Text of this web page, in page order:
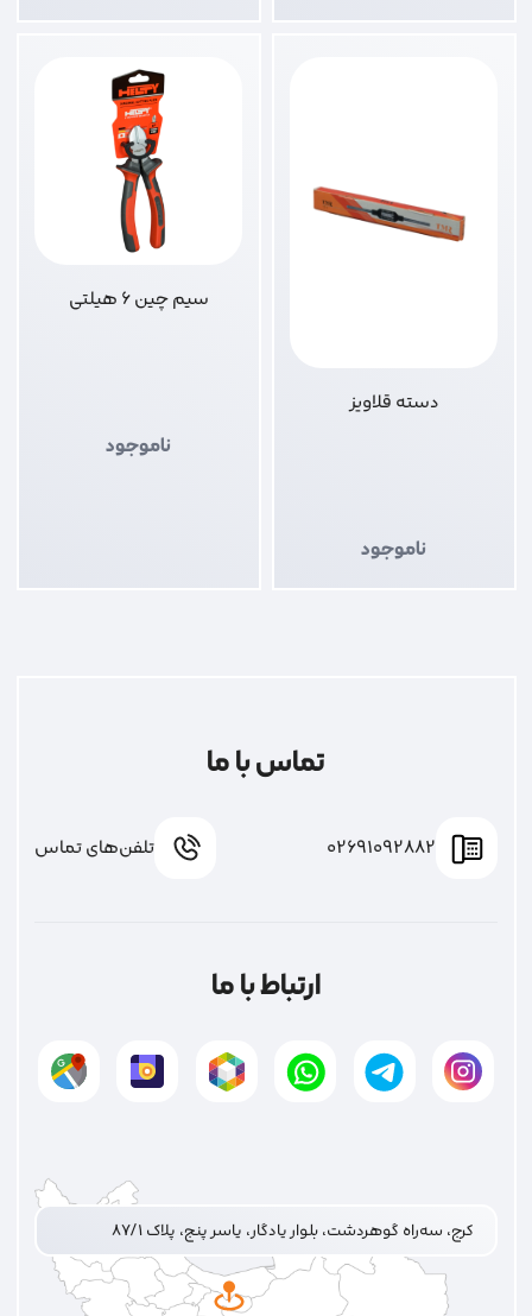
دسته قلاویز
ناموجود
سیم چین 6 هیلتی
ناموجود
تماس با ما
02691092882 تلفن‌های تماس
ارتباط با ما
کرج، سه‌راه گوهردشت، بلوار یادگار، یاسر پنج، پلاک ۸۷/۱